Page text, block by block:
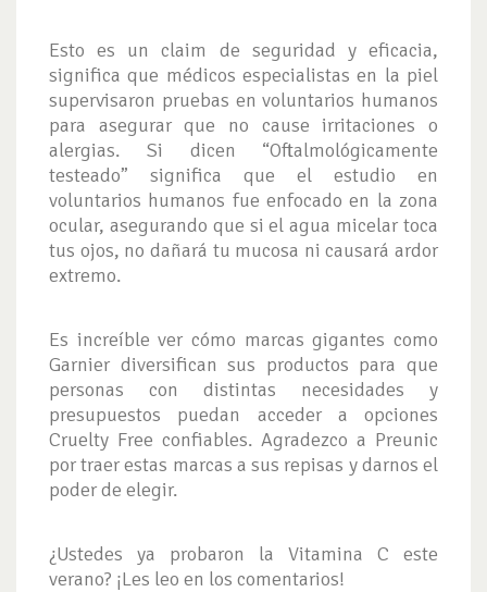
Esto es un claim de seguridad y eficacia,
significa que médicos especialistas en la piel
supervisaron pruebas en voluntarios humanos
para asegurar que no cause irritaciones o
alergias. Si dicen “Oftalmológicamente
testeado” significa que el estudio en
voluntarios humanos fue enfocado en la zona
ocular, asegurando que si el agua micelar toca
tus ojos, no dañará tu mucosa ni causará ardor
extremo.
Es increíble ver cómo marcas gigantes como
Garnier diversifican sus productos para que
personas con distintas necesidades y
presupuestos puedan acceder a opciones
Cruelty Free confiables. Agradezco a Preunic
por traer estas marcas a sus repisas y darnos el
poder de elegir.
¿Ustedes ya probaron la Vitamina C este
verano? ¡Les leo en los comentarios!